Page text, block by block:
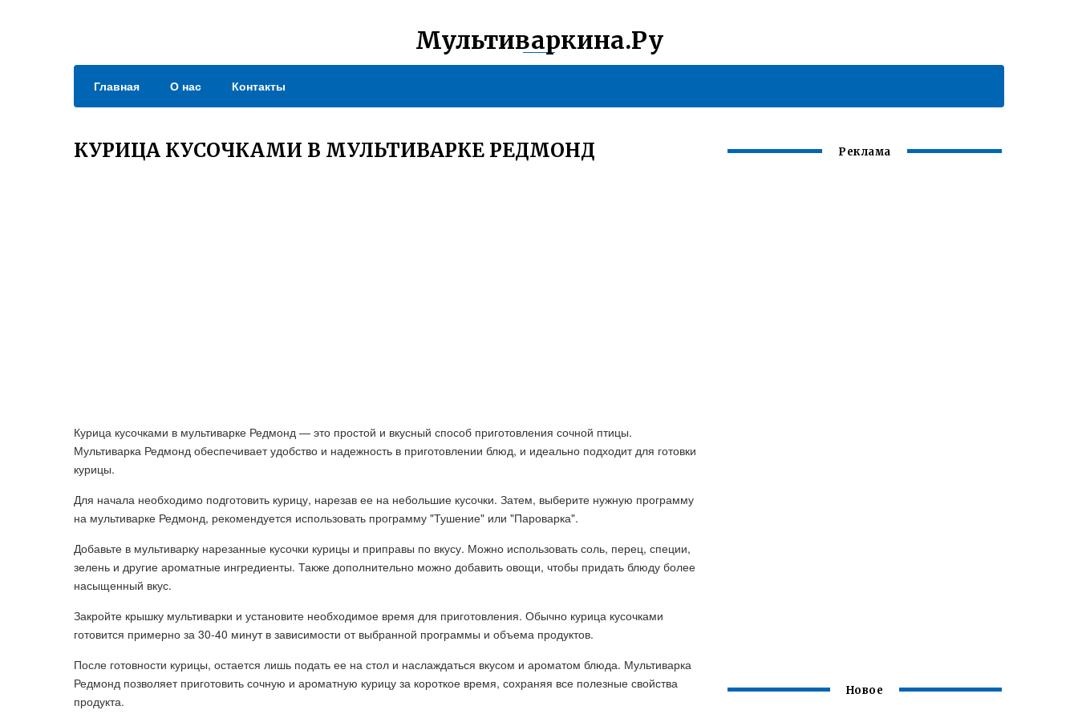
Мультиваркина.Ру
Главная О нас Контакты
КУРИЦА КУСОЧКАМИ В МУЛЬТИВАРКЕ РЕДМОНД
Курица кусочками в мультиварке Редмонд — это простой и вкусный способ приготовления сочной птицы.
Мультиварка Редмонд обеспечивает удобство и надежность в приготовлении блюд, и идеально подходит для готовки
курицы.
Для начала необходимо подготовить курицу, нарезав ее на небольшие кусочки. Затем, выберите нужную программу
на мультиварке Редмонд, рекомендуется использовать программу "Тушение" или "Пароварка".
Добавьте в мультиварку нарезанные кусочки курицы и приправы по вкусу. Можно использовать соль, перец, специи,
зелень и другие ароматные ингредиенты. Также дополнительно можно добавить овощи, чтобы придать блюду более
насыщенный вкус.
Закройте крышку мультиварки и установите необходимое время для приготовления. Обычно курица кусочками
готовится примерно за 30-40 минут в зависимости от выбранной программы и объема продуктов.
После готовности курицы, остается лишь подать ее на стол и наслаждаться вкусом и ароматом блюда. Мультиварка
Редмонд позволяет приготовить сочную и ароматную курицу за короткое время, сохраняя все полезные свойства
продукта.
Реклама
Новое